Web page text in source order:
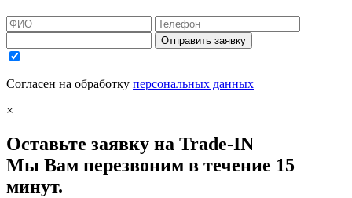
Отправить заявку
Согласен на обработку персональных данных
×
Оставьте заявку на Trade-IN
Мы Вам перезвоним в течение 15
минут.